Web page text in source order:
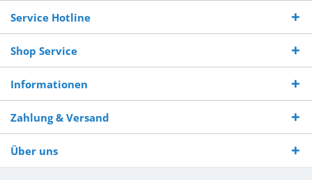
Service Hotline
Shop Service
Informationen
Zahlung & Versand
Über uns